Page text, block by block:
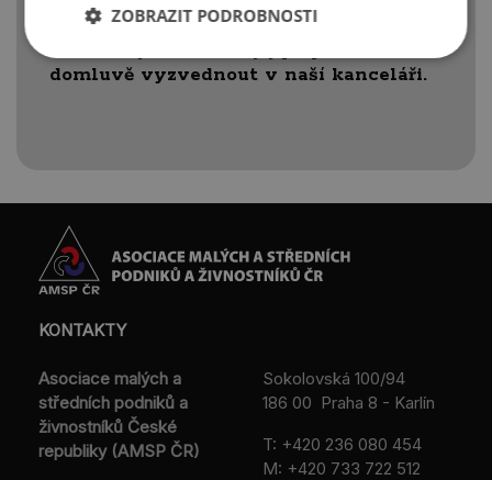
ČR do svých schránek v následujících
domluvě vyzvednout v naší kanceláři.
KONTAKTY
Asociace malých a
středních podniků a
živnostníků České
republiky (AMSP ČR)
Sokolovská 100/94
186 00 Praha 8 - Karlín
T: +420 236 080 454
M: +420 733 722 512
ZOBRAZIT PODROBNOSTI